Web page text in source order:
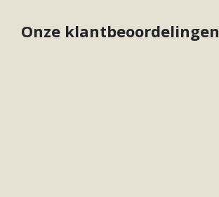
Onze klantbeoordelingen